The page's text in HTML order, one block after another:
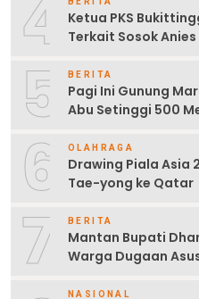
4
Ketua PKS
Terkait Sosok
5 BERITA
Pagi Ini Gunung
Abu Setinggi 500
6 OLAHRAGA
Drawing Piala Asia
Tae-yong ke Qatar
7 BERITA
Mantan Bupati
Warga Dugaan
NASIONAL